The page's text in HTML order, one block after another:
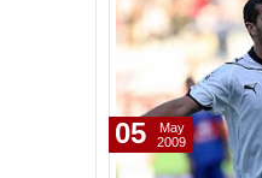
05
May
2009